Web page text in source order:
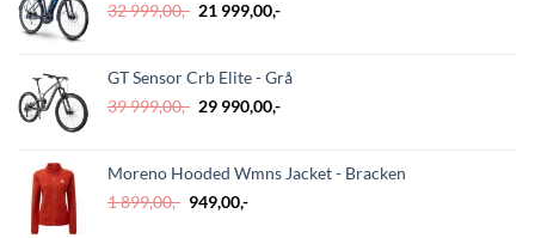
32 999,00,- Opprinnelig
32
999,00,-.
21 999,00,-Nåværende
21
GT Sensor Crb Elite - Grå
39 999,00,- Opprinnelig
39
999,00,-.
29 990,00,-Nåværende
29
Moreno Hooded Wmns Jacket - Bracken
1 899,00,- Opprinnelig
949,00,-Nåværende